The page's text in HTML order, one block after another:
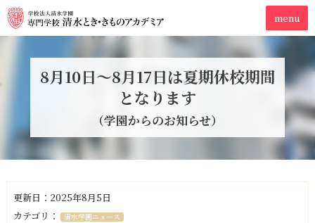
8月10日～8月17日は夏期休校期間
となります
（学園からのお知らせ）
更新日：2025年8月5日
カテゴリ：
清水学園ニュース